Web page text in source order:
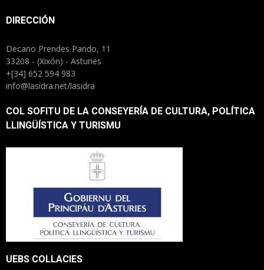
DIRECCIÓN
Decano Prendes Pando, 11
33208 - (Xixón) - Asturies
+[34] 652 594 983
info@lasidra.net/lasidra
COL SOFITU DE LA CONSEYERÍA DE CULTURA, POLÍTICA
LLINGÜÍSTICA Y TURISMU
UEBS COLLACIES